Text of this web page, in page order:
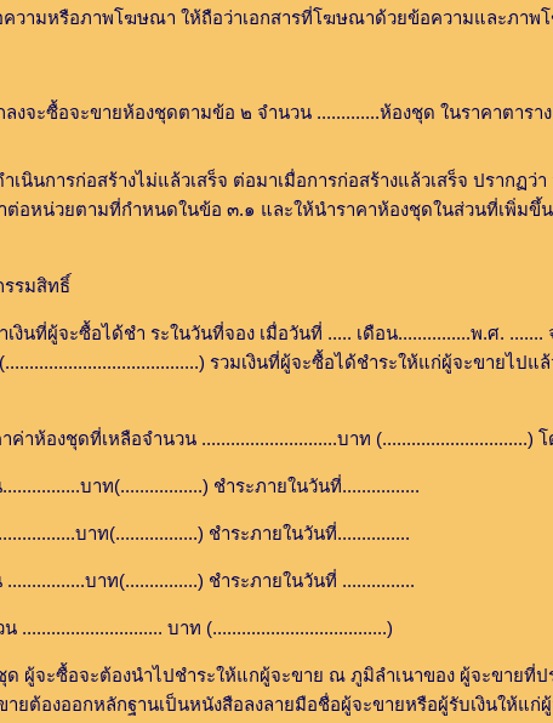
วามหรือภาพโฆษณา ให้ถือว่าเอกสารที่โฆษณาด้วยข้อความและภา
ขายห้องชุดตามข้อ ๒ จำนวน .............ห้องชุด ในราคาตารางเมต
ก่อสร้างไม่แล้วเสร็จ ต่อมาเมื่อการก่อสร้างแล้วเสร็จ ปรากฏว่
อหน่วยตามที่กำหนดในข้อ ๓.๑ และให้นำราคาห้องชุดในส่วนที่เพิ่ม
รมสิทธิ์
อได้ชำ ระในวันที่จอง เมื่อวันที่ ..... เดือน...............พ.ศ. ....... จำ
รวมเงินที่ผู้จะซื้อได้ชำระให้แก่ผู้จะขายไป
ดที่เหลือจำนวน ............................บาท (..............................) โ
าท(.................) ชำระภายในวันที่................
าท(.................) ชำระภายในวันที่...............
บาท(...............) ชำระภายในวันที่ ...............
บาท (....................................)
อจะต้องนำไปชำระให้แกผู้จะขาย ณ ภูมิลำเนาของ ผู้จะขายที่ปร
ยต้องออกหลักฐานเป็นหนังสือลงลายมือชื่อผู้จะขายหรือผู้รับเงินให้แก่